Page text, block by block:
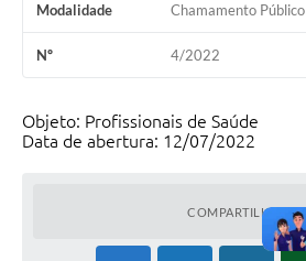
Modalidade Chamamento Público
Nº 4/2022
Objeto: Profissionais de Saúde
Data de abertura: 12/07/2022
COMPARTILHAR